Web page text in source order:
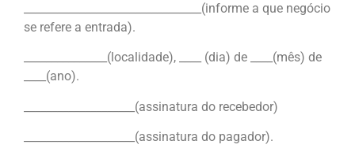
________________________________(informe a que negócio
se refere a entrada).
_______________(localidade), ____ (dia) de ____(mês) de
____(ano).
____________________(assinatura do recebedor)
____________________(assinatura do pagador).